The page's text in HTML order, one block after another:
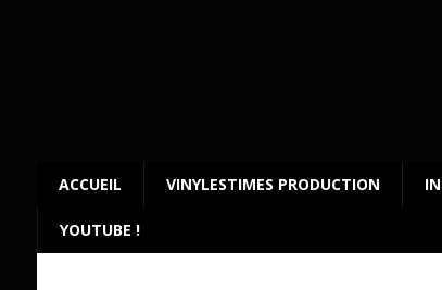
ACCUEIL VINYLESTIMES PRODUCTION
YOUTUBE !